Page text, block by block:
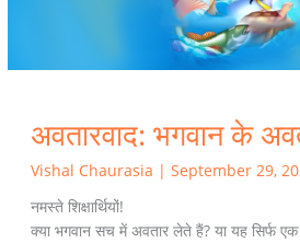
अवतारवाद: भगवान के
Vishal Chaurasia | September 29,
नमस्ते शिक्षार्थियों!
क्या भगवान सच में अवतार लेते हैं? या यह सिर्फ